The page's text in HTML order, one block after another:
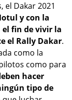
el Dakar 2021
y con la
el fin de vivir la
el Rally Dakar.
como la
como para
hacer
tipo de